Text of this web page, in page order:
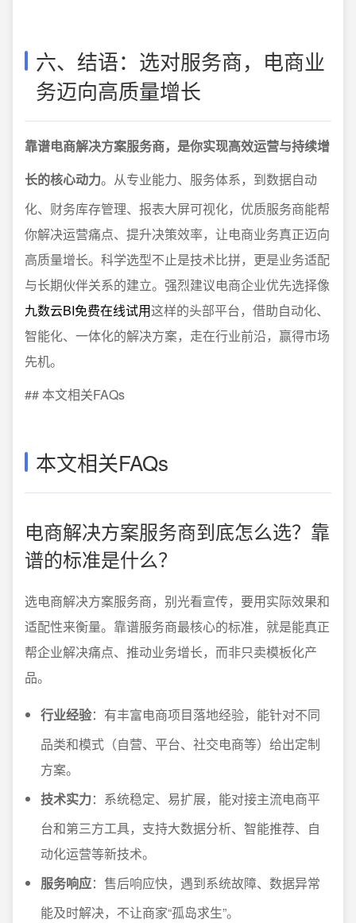
六、结语：选对服务商，电商业
务迈向高质量增长
靠谱电商解决方案服务商，是你实现高效运营与持续增
长的核心动力。从专业能力、服务体系，到数据自动
化、财务库存管理、报表大屏可视化，优质服务商能帮
你解决运营痛点、提升决策效率，让电商业务真正迈向
高质量增长。科学选型不止是技术比拼，更是业务适配
与长期伙伴关系的建立。强烈建议电商企业优先选择像
九数云BI免费在线试用这样的头部平台，借助自动化、
智能化、一体化的解决方案，走在行业前沿，赢得市场
先机。
## 本文相关FAQs
本文相关FAQs
电商解决方案服务商到底怎么选？靠
谱的标准是什么？
选电商解决方案服务商，别光看宣传，要用实际效果和
适配性来衡量。靠谱服务商最核心的标准，就是能真正
帮企业解决痛点、推动业务增长，而非只卖模板化产
品。
行业经验：有丰富电商项目落地经验，能针对不同
品类和模式（自营、平台、社交电商等）给出定制
方案。
技术实力：系统稳定、易扩展，能对接主流电商平
台和第三方工具，支持大数据分析、智能推荐、自
动化运营等新技术。
服务响应：售后响应快，遇到系统故障、数据异常
能及时解决，不让商家“孤岛求生”。